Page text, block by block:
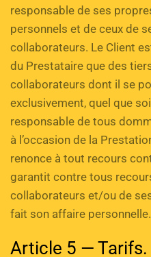
responsable de ses
personnels et de ceux de
collaborateurs. Le Client
du Prestataire que des
collaborateurs dont il se
exclusivement, quel que
responsable de tous
à l’occasion de la
renonce à tout recours
garantit contre tous
collaborateurs et/ou de
fait son affaire personnelle.
Article 5 — Tarifs.